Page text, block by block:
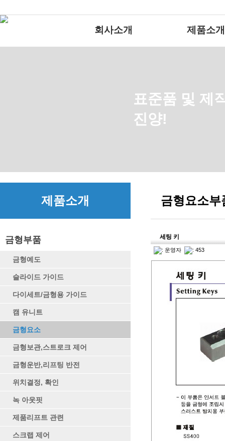
회사소개 제품소개
제품소개
금형부품
금형예도
슬라이드 가이드
다이세트/금형용 가이드
캠 유니트
금형요소
금형보관,스트로크 제어
금형운반,리프팅 반전
위치결정, 확인
녹 아웃핏
제품리프트 관련
스크랩 제어
금형요소부
세팅 키
: 운영자 : 453